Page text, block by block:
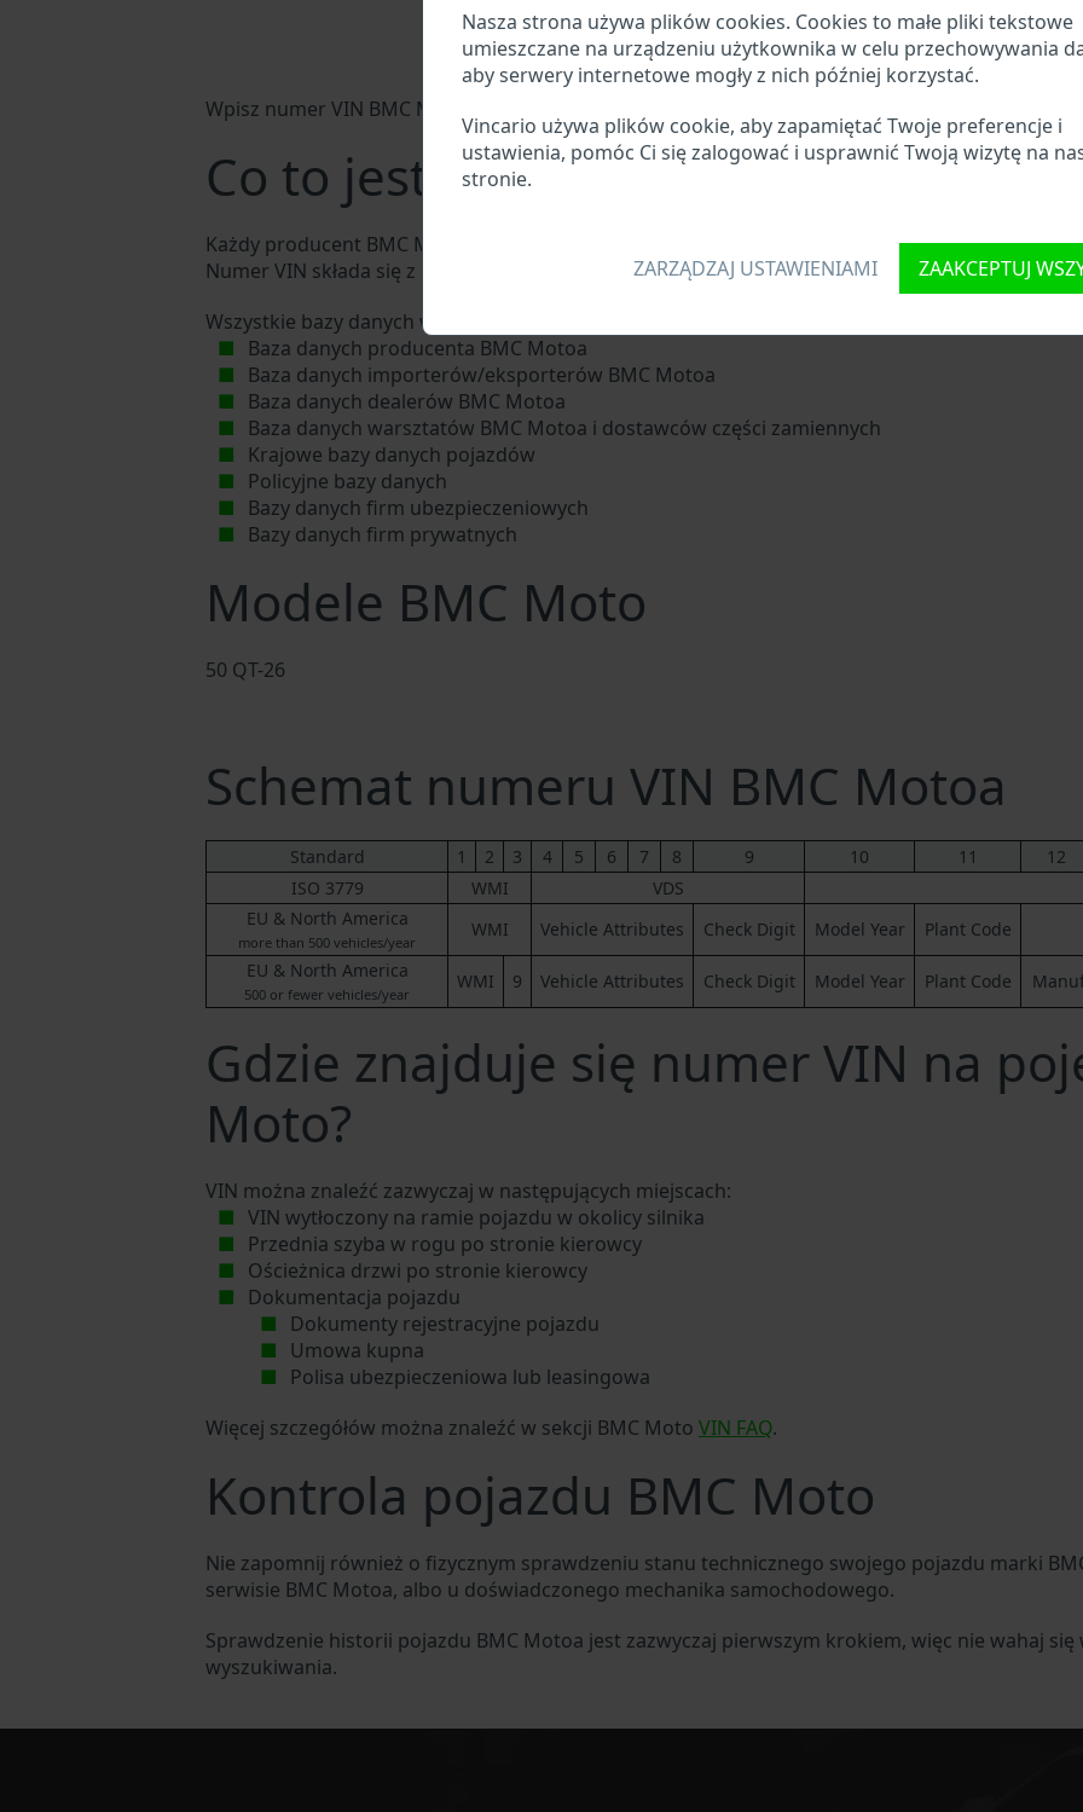
Nasza strona używa plików cookies. Cookies to małe pliki tekstowe
umieszczane na urządzeniu użytkownika w celu przechowywania
aby serwery internetowe mogły z nich później korzystać.
Vincario używa plików cookie, aby zapamiętać Twoje preferencje i
ustawienia, pomóc Ci się zalogować i usprawnić Twoją wizytę na
stronie.
ZARZĄDZAJ USTAWIENIAMI ZAAKCEPTUJ
Wpisz numer VIN BMC Motoa w pole wyszukiwania powyżej, aby sprawdzić, jakie szczegóły
Co to jest numer VIN BMC Motoa?
Każdy producent BMC Motoa przypisuje każdemu pojazdowi unikalny identyfikator zwany
Numer VIN składa się z 17 cyfr i składa się z liter i cyfr zawierających podstawowe informacje o
Wszystkie bazy danych w branży motoryzacyjnej przeszukują VIN:
Baza danych producenta BMC Motoa
Baza danych importerów/eksporterów BMC Motoa
Baza danych dealerów BMC Motoa
Baza danych warsztatów BMC Motoa i dostawców części zamiennych
Krajowe bazy danych pojazdów
Policyjne bazy danych
Bazy danych firm ubezpieczeniowych
Bazy danych firm prywatnych
Modele BMC Moto
50 QT-26
Schemat numeru VIN BMC Motoa
Standard 1 2 3 4 5 6 7 8 9 10 11 12
ISO 3779
WMI VDS
EU & North America
more than 500 vehicles/year
WMI Vehicle Attributes Check Digit Model Year Plant Code
EU & North America
500 or fewer vehicles/year
WMI 9 Vehicle Attributes Check Digit Model Year Plant Code
Gdzie znajduje się numer VIN na
Moto?
VIN można znaleźć zazwyczaj w następujących miejscach:
VIN wytłoczony na ramie pojazdu w okolicy silnika
Przednia szyba w rogu po stronie kierowcy
Ościeżnica drzwi po stronie kierowcy
Dokumentacja pojazdu
Dokumenty rejestracyjne pojazdu
Umowa kupna
Polisa ubezpieczeniowa lub leasingowa
Więcej szczegółów można znaleźć w sekcji BMC Moto VIN FAQ.
Kontrola pojazdu BMC Moto
Nie zapomnij również o fizycznym sprawdzeniu stanu technicznego swojego pojazdu marki
serwisie BMC Motoa, albo u doświadczonego mechanika samochodowego.
Sprawdzenie historii pojazdu BMC Motoa jest zazwyczaj pierwszym krokiem, więc nie wahaj
wyszukiwania.